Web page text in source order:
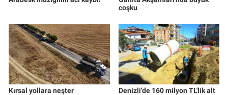
coşku
Kırsal yollara neşter
Denizli'de 160 milyon TL'lik alt